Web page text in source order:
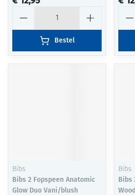
Bestel
Bibs
Bibs 2 Fopspeen Anatomic
Glow Duo Vani/blush
Bibs
Bibs